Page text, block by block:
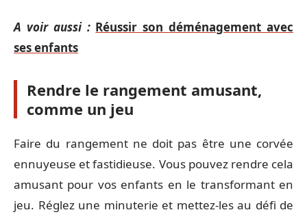
A voir aussi : Réussir son déménagement avec
ses enfants
Rendre le rangement amusant,
comme un jeu
Faire du rangement ne doit pas être une corvée
ennuyeuse et fastidieuse. Vous pouvez rendre cela
amusant pour vos enfants en le transformant en
jeu. Réglez une minuterie et mettez-les au défi de